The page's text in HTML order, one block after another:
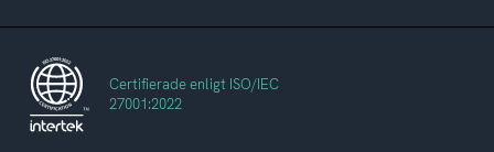
Certifierade enligt ISO/IEC
27001:2022